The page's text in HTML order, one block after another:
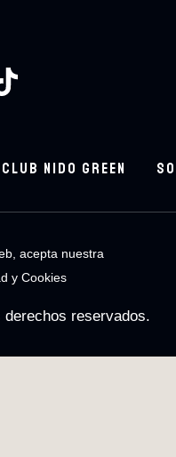
CLUB NIDO GREEN
acepta nuestra
y Cookies
reservados.